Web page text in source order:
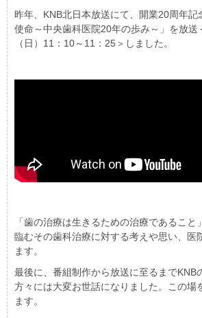
昨年、KNB北日本放送にて、開業20周年記
使命～中央歯科医院20年の歩み～」を放送
（日）11：10～11：25＞しました。
「歯の治療は生きるための治療であること
臨むその歯科治療に対する考えや思い、医
ます。
最後に、番組制作から放送に至るまでKNB
方々には大変お世話になりました。この場
ます。